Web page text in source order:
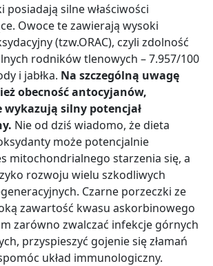
posiadają silne właściwości
Owoce te zawierają wysoki
(tzw.ORAC), czyli zdolność
rodników tlenowych –7.957/100
i jabłka. Na szczególną uwagę
obecność antocyjanów,
silny potencjał
Nie od dziś wiadomo, że dieta
może potencjalnie
mitochondrialnego starzenia się, a
rozwoju wielu szkodliwych
Czarne porzeczki ze
zawartość kwasu askorbinowego
zarówno zwalczać infekcje górnych
przyspieszyć gojenie się złamań
układ immunologiczny.